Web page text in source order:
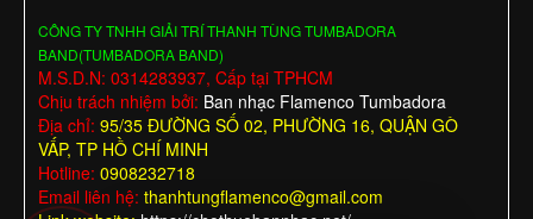
CÔNG TY TNHH GIẢI TRÍ THANH TÙNG TUMBADORA
BAND(TUMBADORA BAND)
M.S.D.N: 0314283937, Cấp tại TPHCM
Chịu trách nhiệm bởi: Ban nhạc Flamenco Tumbadora
Địa chỉ: 95/35 ĐƯỜNG SỐ 02, PHƯỜNG 16, QUẬN GÒ
VẤP, TP HỒ CHÍ MINH
Hotline: 0908232718
Email liên hệ: thanhtungflamenco@gmail.com